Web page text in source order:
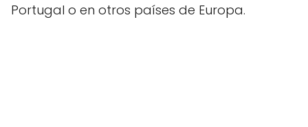
Portugal o en otros países de Europa.